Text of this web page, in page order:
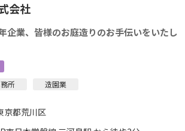
会社
企業、皆様のお庭造りのお手伝いをいたし
所 造園業
京都荒川区